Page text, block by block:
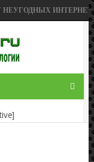
ИНТЕРНЕТ-